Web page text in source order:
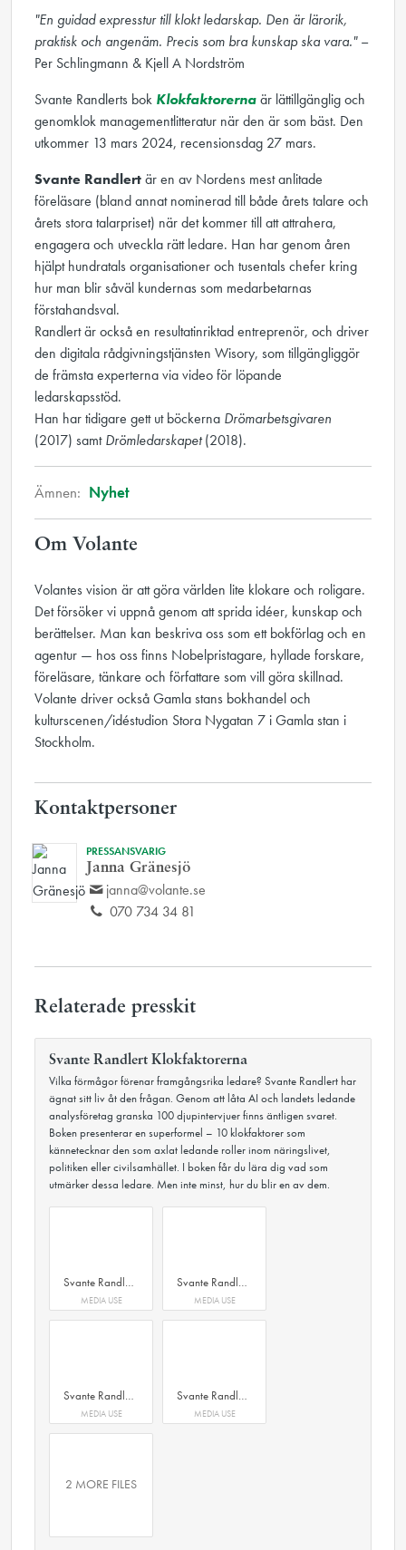
"En guidad expresstur till klokt ledarskap. Den är lärorik,
praktisk och angenäm. Precis som bra kunskap ska vara."–
Per Schlingmann & Kjell A Nordström
Svante Randlerts bok Klokfaktorernaär lättillgänglig och
genomklok managementlitteratur när den är som bäst. Den
utkommer 13 mars 2024, recensionsdag 27 mars.
Svante Randlertär en av Nordens mest anlitade
föreläsare (bland annat nominerad till både årets talare och
årets stora talarpriset) när det kommer till att attrahera,
engagera och utveckla rätt ledare. Han har genom åren
hjälpt hundratals organisationer och tusentals chefer kring
hur man blir såväl kundernas som medarbetarnas
förstahandsval.
Randlert är också en resultatinriktad entreprenör, och driver
den digitala rådgivningstjänsten Wisory, som tillgängliggör
de främsta experterna via video för löpande
ledarskapsstöd.
Han har tidigare gett ut böckerna Drömarbetsgivaren
(2017) samtDrömledarskapet(2018).
Ämnen: Nyhet
Om Volante
Volantes vision är att göra världen lite klokare och roligare.
Det försöker vi uppnå genom att sprida idéer, kunskap och
berättelser. Man kan beskriva oss som ett bokförlag och en
agentur — hos oss finns Nobelpristagare, hyllade forskare,
föreläsare, tänkare och författare som vill göra skillnad.
Volante driver också Gamla stans bokhandel och
kulturscenen/idéstudion Stora Nygatan 7 i Gamla stan i
Stockholm.
Kontaktpersoner
PRESSANSVARIG
Janna Gränesjö
janna@volante.se
070 734 34 81
Relaterade presskit
Svante Randlert Klokfaktorerna
Vilka förmågor förenar framgångsrika ledare? Svante Randlert har
ägnat sitt liv åt den frågan. Genom att låta AI och landets ledande
analysföretag granska 100 djupintervjuer finns äntligen svaret.
Boken presenterar en superformel – 10 klokfaktorer som
kännetecknar den som axlat ledande roller inom näringslivet,
politiken eller civilsamhället. I boken får du lära dig vad som
utmärker dessa ledare. Men inte minst, hur du blir en av dem.
Svante Randlert Klokfaktorerna Volante
MEDIA USE
Svante Randlert Klokfaktorerna Volante
MEDIA USE
Svante Randlert Klokfaktorerna Volante
MEDIA USE
Svante Randlert Klokfaktorerna Volante
MEDIA USE
2 MORE FILES